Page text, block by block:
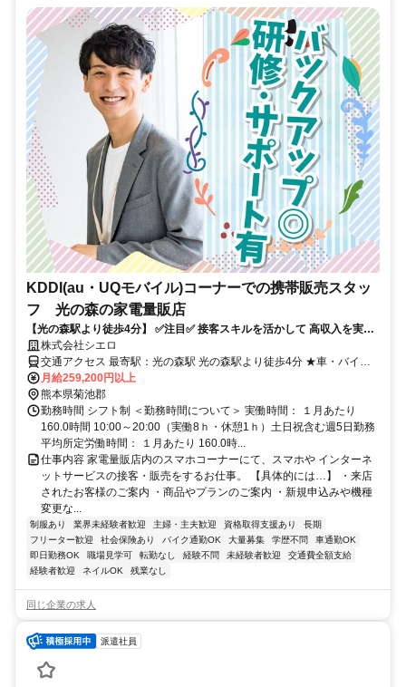
KDDI(au・UQモバイル)コーナーでの携帯販売スタッ
フ 光の森の家電量販店
【光の森駅より徒歩4分】 ✅️注目✅️ 接客スキルを活かして 高収入を実現
したいならココ！ さらに「残業ほぼなし＆定時退社可」！
株式会社シエロ
交通アクセス 最寄駅：光の森駅 光の森駅より徒歩4分 ★車・バイク
通勤OK
月給259,200円以上
熊本県菊池郡
勤務時間 シフト制 ＜勤務時間について＞ 実働時間： １月あたり
160.0時間 10:00～20:00（実働8ｈ・休憩1ｈ）土日祝含む週5日勤務
平均所定労働時間： １月あたり 160.0時...
仕事内容 家電量販店内のスマホコーナーにて、スマホや インターネ
ットサービスの接客・販売をするお仕事。 【具体的には…】 ・来店
されたお客様のご案内 ・商品やプランのご案内 ・新規申込みや機種
変更な...
制服あり 業界未経験者歓迎 主婦・主夫歓迎 資格取得支援あり
長期
フリーター歓迎
社会保険あり バイク通勤OK 大量募集 学歴不問
車通勤OK
即日勤務OK
職場見学可 転勤なし 経験不問 未経験者歓迎
交通費全額支給
経験者歓迎
ネイルOK 残業なし
同じ企業の求人
派遣社員